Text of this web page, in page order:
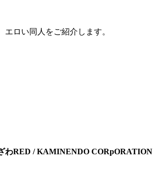
ロい同人をご紹介します。
わRED / KAMINENDO CORpORATION